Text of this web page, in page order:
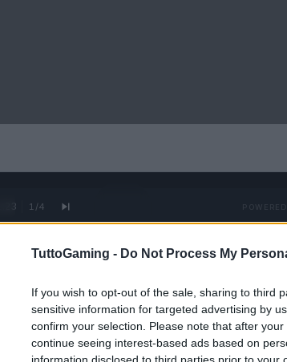
TuttoGaming - Do Not Process My
If you wish to opt-out of the sale, sharing to third
sensitive information for targeted advertising by
confirm your selection. Please note that after
continue seeing interest-based ads based on
information disclosed to third parties prior to
1 /4